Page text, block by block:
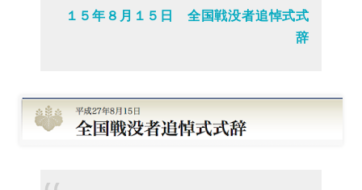
１５年８月１５日 全国戦没者追悼式式
辞